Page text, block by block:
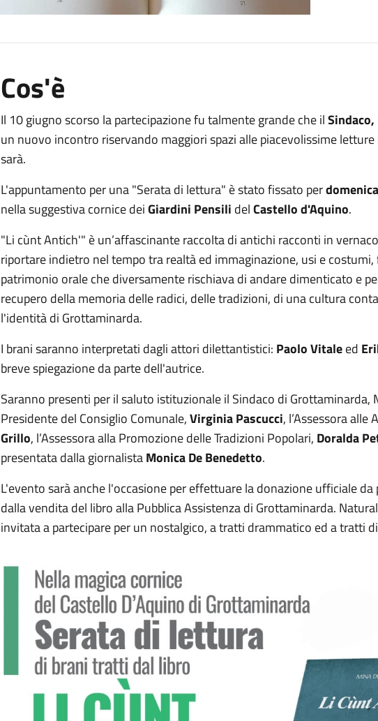
Cos'è
Il 10 giugno scorso la partecipazione fu talmente grande che il
un nuovo incontro riservando maggiori spazi alle piacevolissime
sarà.
L'appuntamento per una "Serata di lettura" è stato fissato per
nella suggestiva cornice deiGiardini Pensili delCastello d'Aquino.
"Li cùnt Antich'" è un’affascinante raccolta di antichi racconti in
riportare indietro nel tempo tra realtà ed immaginazione, usi e
patrimonio orale che diversamente rischiava di andare dimenticato e
recupero della memoria delle radici, delle tradizioni, di una cultura
l'identità di Grottaminarda.
I brani saranno interpretati dagli attori dilettantistici: Paolo Vitaleed
breve spiegazione da parte dell'autrice.
Saranno presenti per il saluto istituzionale il Sindaco di Grottaminarda,
Presidente del Consiglio Comunale,Virginia Pascucci, l’Assessora
Grillo, l’Assessora alla Promozione delle Tradizioni Popolari, Doralda
presentata dalla giornalistaMonica De Benedetto.
L'evento sarà anche l'occasione per effettuare la donazione ufficiale
dalla vendita del libro alla Pubblica Assistenza di Grottaminarda.
invitata a partecipare per un nostalgico, a tratti drammatico ed a tratti